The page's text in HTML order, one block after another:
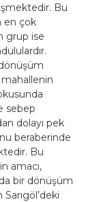
Bu
en çok
grup ise
sebep
dolayı pek
beraberinde
Bu
amacı,
bir dönüşüm
Sarıgöl’deki